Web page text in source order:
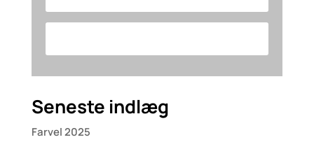
Seneste indlæg
Farvel 2025